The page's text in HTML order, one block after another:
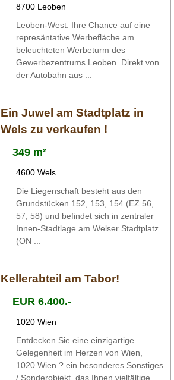
8700 Leoben
Leoben-West: Ihre Chance auf eine
represäntative Werbefläche am
beleuchteten Werbeturm des
Gewerbezentrums Leoben. Direkt von
der Autobahn aus ...
Ein Juwel am Stadtplatz in
Wels zu verkaufen !
349 m²
4600 Wels
Die Liegenschaft besteht aus den
Grundstücken 152, 153, 154 (EZ 56,
57, 58) und befindet sich in zentraler
Innen-Stadtlage am Welser Stadtplatz
(ON ...
Kellerabteil am Tabor!
EUR 6.400.-
1020 Wien
Entdecken Sie eine einzigartige
Gelegenheit im Herzen von Wien,
1020 Wien ? ein besonderes Sonstiges
/ Sonderobjekt, das Ihnen vielfältige ...